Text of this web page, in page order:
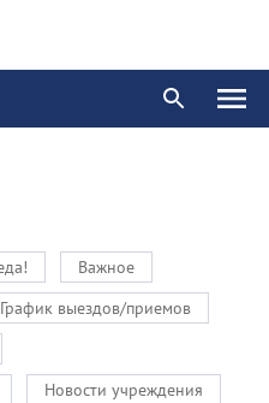
Важное
График выездов/приемов
Новости учреждения